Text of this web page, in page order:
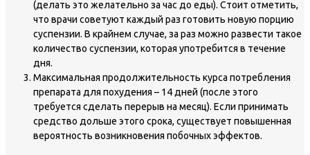
(делать это желательно за час до еды). Стоит отметить,
что врачи советуют каждый раз готовить новую порцию
суспензии. В крайнем случае, за раз можно развести такое
количество суспензии, которая употребится в течение
дня.
Максимальная продолжительность курса потребления
препарата для похудения – 14 дней (после этого
требуется сделать перерыв на месяц). Если принимать
средство дольше этого срока, существует повышенная
вероятность возникновения побочных эффектов.